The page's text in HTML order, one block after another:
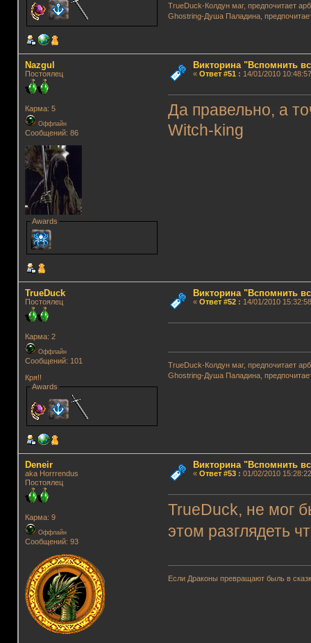
TrueDuck-Колдун маг, предпочитает
Ghostring-Душа Паладина,
Nazgul
Постоялец
Карма: 5
Оффлайн
Сообщений: 86
Awards
Викторина "Вспомнить
« Ответ #51: 14/01/2010
Да правельно, а
Witch-king
TrueDuck
Постоялец
Карма: 2
Оффлайн
Сообщений: 101
Кря!!
Awards
Викторина "Вспомнить
« Ответ #52: 14/01/2010
TrueDuck-Колдун маг, предпочитает
Ghostring-Душа Паладина,
Deneir
aka Horrrendus
Постоялец
Карма: 9
Оффлайн
Сообщений: 93
Викторина "Вспомнить
« Ответ #53: 01/02/2010
TrueDuck, не мог
этом разглядеть
Если Драконы превращают быль в